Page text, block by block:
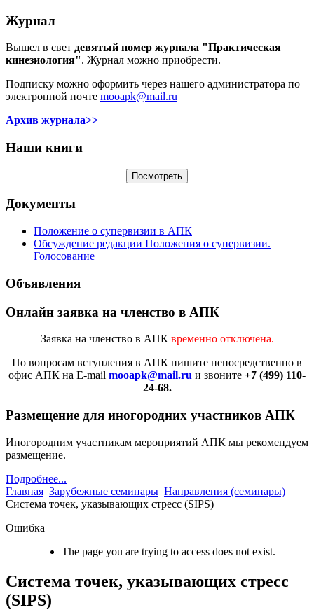
Журнал
Вышел в свет девятый номер журнала "Практическая
кинезиология". Журнал можно приобрести.
Подписку можно оформить через нашего администратора по
электронной почте mooapk@mail.ru
Архив журнала>>
Наши книги
Документы
Положение о супервизии в АПК
Обсуждение редакции Положения о супервизии.
Голосование
Объявления
Онлайн заявка на членство в АПК
Заявка на членство в АПК временно отключена.
По вопросам вступления в АПК пишите непосредственно в
офис АПК на E-mail mooapk@mail.ru и звоните +7 (499) 110-
24-68.
Размещение для иногородних участников АПК
Иногородним участникам мероприятий АПК мы рекомендуем
размещение.
Подробнее...
Главная Зарубежные семинары Направления (семинары)
Система точек, указывающих стресс (SIPS)
Ошибка
The page you are trying to access does not exist.
Система точек, указывающих стресс
(SIPS)